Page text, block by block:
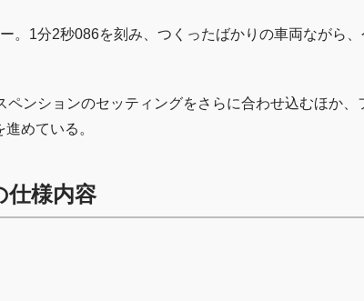
。1分2秒086を刻み、つくったばかりの車両ながら、
ンションのセッティングをさらに合わせ込むほか、
めている。
仕様内容